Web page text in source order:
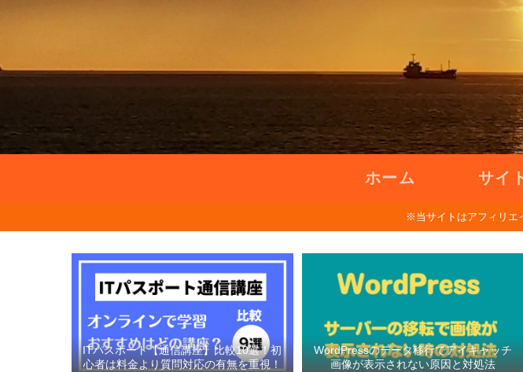
ホーム サイ
※当サイトはアフィリエ
ITパスポート【通信講座】比較10選！初
心者は料金より質問対応の有無を重視！
WordPressのデータ移行でアイキャッチ
画像が表示されない原因と対処法